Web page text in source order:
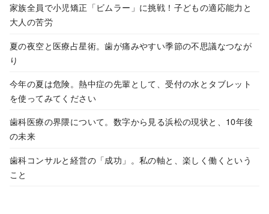
家族全員で小児矯正「ビムラー」に挑戦！子どもの適応能力と
大人の苦労
夏の夜空と医療占星術。歯が痛みやすい季節の不思議なつなが
り
今年の夏は危険。熱中症の先輩として、受付の水とタブレット
を使ってみてください
歯科医療の界隈について。数字から見る浜松の現状と、10年後
の未来
歯科コンサルと経営の「成功」。私の軸と、楽しく働くという
こと